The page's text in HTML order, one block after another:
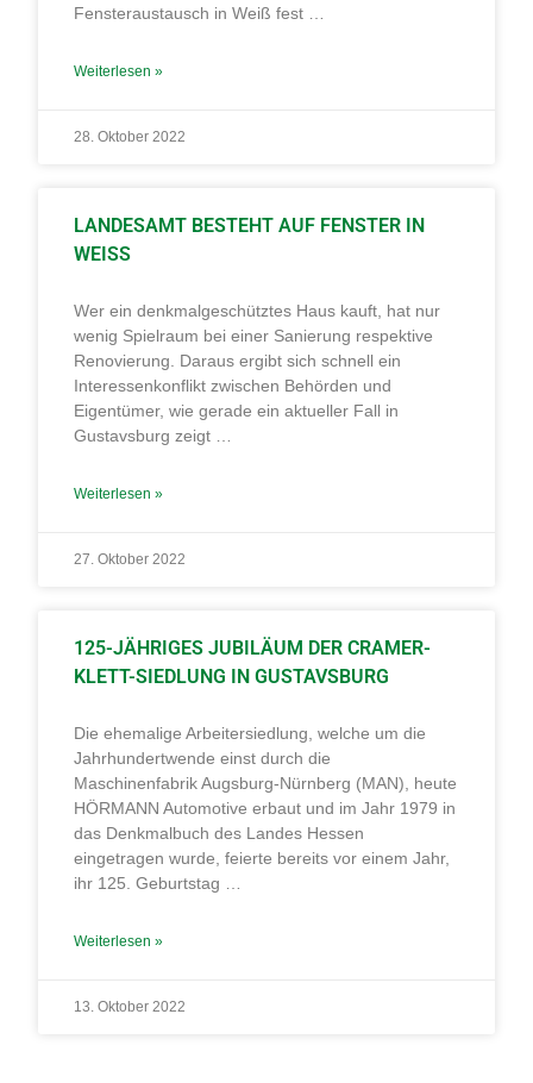
Fensteraustausch in Weiß fest …
Weiterlesen »
28. Oktober 2022
LANDESAMT BESTEHT AUF FENSTER IN
WEISS
Wer ein denkmalgeschütztes Haus kauft, hat nur
wenig Spielraum bei einer Sanierung respektive
Renovierung. Daraus ergibt sich schnell ein
Interessenkonflikt zwischen Behörden und
Eigentümer, wie gerade ein aktueller Fall in
Gustavsburg zeigt …
Weiterlesen »
27. Oktober 2022
125-JÄHRIGES JUBILÄUM DER CRAMER-
KLETT-SIEDLUNG IN GUSTAVSBURG
Die ehemalige Arbeitersiedlung, welche um die
Jahrhundertwende einst durch die
Maschinenfabrik Augsburg-Nürnberg (MAN), heute
HÖRMANN Automotive erbaut und im Jahr 1979 in
das Denkmalbuch des Landes Hessen
eingetragen wurde, feierte bereits vor einem Jahr,
ihr 125. Geburtstag …
Weiterlesen »
13. Oktober 2022